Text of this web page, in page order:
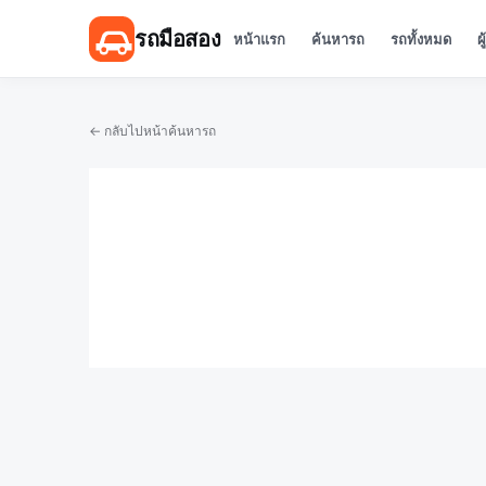
รถมือสอง หน้าแรก ค้นหารถ รถทั้งหมด
← กลับไปหน้าค้นหารถ